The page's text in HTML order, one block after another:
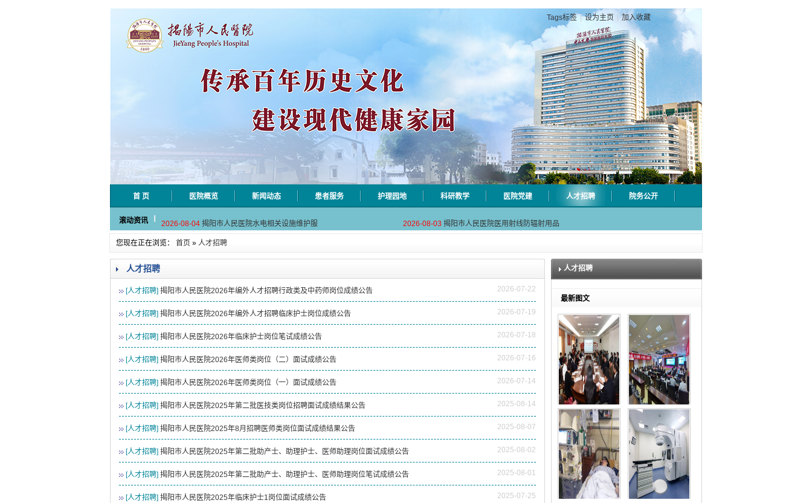
Tags标签 | 设为主页 加入收藏
首 页 医院概览 新闻动态 患者服务 护理园地 科研教学 医院党建 人才招聘 院务公开
滚动资讯
2026-08-06 揭阳市人民医院采集自动对焦相机市 2026-08-06 揭阳市人民医院对接AI-HR省级检验
2026-08-04 揭阳市人民医院水电相关设施维护服 2026-08-03 揭阳市人民医院医用射线防辐射用品
2026-07-31 学术聚力！妇儿分论坛精彩收官
2026-07-31 以学术聚合力 | 运动健康分论坛助 2026-07-31 揭阳市人民医院再添2个中山一院专
揭阳市人民医院对接AI-HR省级检验
揭阳市人民医院医用射线防辐射用品
2026-07-31 大咖云集探内科前沿！首届榕江医学
碰撞学术火花！这场外科及应急分论
2026-07-31 以学术聚合力 | 运动健康分论坛助
您现在正在浏览： 首页 » 人才招聘
人才招聘
[人才招聘] 揭阳市人民医院2026年编外人才招聘行政类及中药师岗位成绩公告 2026-07-22
[人才招聘] 揭阳市人民医院2026年编外人才招聘临床护士岗位成绩公告 2026-07-19
[人才招聘] 揭阳市人民医院2026年临床护士岗位笔试成绩公告 2026-07-18
[人才招聘] 揭阳市人民医院2026年医师类岗位（二）面试成绩公告 2026-07-16
[人才招聘] 揭阳市人民医院2026年医师类岗位（一）面试成绩公告 2026-07-14
[人才招聘] 揭阳市人民医院2025年第二批医技类岗位招聘面试成绩结果公告 2025-08-14
[人才招聘] 揭阳市人民医院2025年8月招聘医师类岗位面试成绩结果公告 2025-08-07
[人才招聘] 揭阳市人民医院2025年第二批助产士、助理护士、医师助理岗位面试成绩公告 2025-08-02
[人才招聘] 揭阳市人民医院2025年第二批助产士、助理护士、医师助理岗位笔试成绩公告 2025-08-01
[人才招聘] 揭阳市人民医院2025年临床护士1岗位面试成绩公告 2025-07-25
人才招聘
最新图文
【深化合作 共建高
水
第二届药健康科普中
国